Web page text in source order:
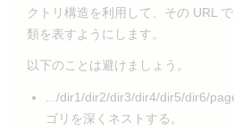
クトリ構造を利用して、その URL
類を表すようにします。
以下のことは避けましょう。
.../dir1/dir2/dir3/dir4/dir5/dir6/
ゴリを深くネストする。